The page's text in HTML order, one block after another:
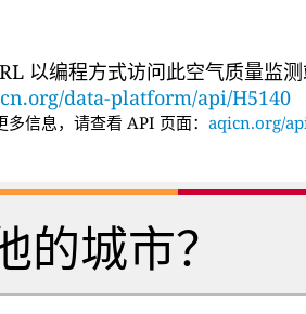
以编程方式访问此空气质量监测
data-platform/api/H5140
多信息，请查看 API 页面： aqicn.org/
的城市？